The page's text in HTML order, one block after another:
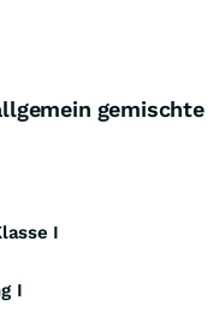
gemischte
I
I